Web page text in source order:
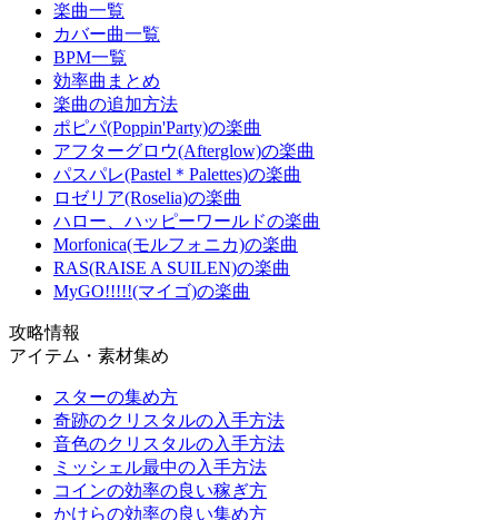
楽曲一覧
カバー曲一覧
BPM一覧
効率曲まとめ
楽曲の追加方法
ポピパ(Poppin'Party)の楽曲
アフターグロウ(Afterglow)の楽曲
パスパレ(Pastel＊Palettes)の楽曲
ロゼリア(Roselia)の楽曲
ハロー、ハッピーワールドの楽曲
Morfonica(モルフォニカ)の楽曲
RAS(RAISE A SUILEN)の楽曲
MyGO!!!!!(マイゴ)の楽曲
攻略情報
アイテム・素材集め
スターの集め方
奇跡のクリスタルの入手方法
音色のクリスタルの入手方法
ミッシェル最中の入手方法
コインの効率の良い稼ぎ方
かけらの効率の良い集め方